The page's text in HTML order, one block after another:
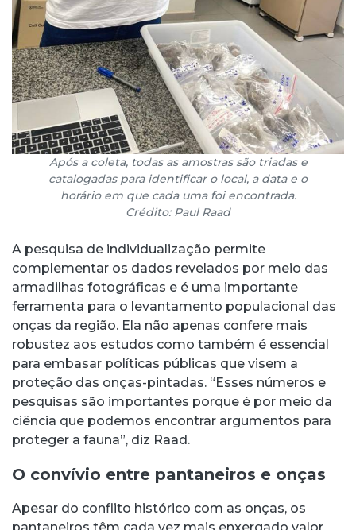
Após a coleta, todas as amostras são triadas e
catalogadas para identificar o local, a data e o
horário em que cada uma foi encontrada.
Crédito: Paul Raad
A pesquisa de individualização permite
complementar os dados revelados por meio das
armadilhas fotográficas e é uma importante
ferramenta para o levantamento populacional das
onças da região. Ela não apenas confere mais
robustez aos estudos como também é essencial
para embasar políticas públicas que visem a
proteção das onças-pintadas. “Esses números e
pesquisas são importantes porque é por meio da
ciência que podemos encontrar argumentos para
proteger a fauna”, diz Raad.
O convívio entre pantaneiros e onças
Apesar do conflito histórico com as onças, os